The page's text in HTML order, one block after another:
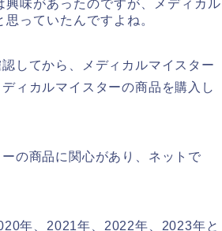
味があったのですが、メディカル
っていたんですよね。
してから、メディカルマイスター
ィカルマイスターの商品を購入し
の商品に関心があり、ネットで
年、2021年、2022年、2023年と